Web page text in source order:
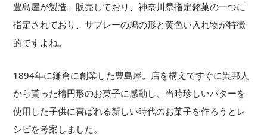
豊島屋が製造、販売しており、神奈川県指定銘菓の一つに
指定されており、サブレーの鳩の形と黄色い入れ物が特徴
的ですよね。
1894年に鎌倉に創業した豊島屋。店を構えてすぐに異邦人
から貰った楕円形のお菓子に感動し、当時珍しいバターを
使用した子供に喜ばれる新しい時代のお菓子を作ろうとレ
シピを考案しました。